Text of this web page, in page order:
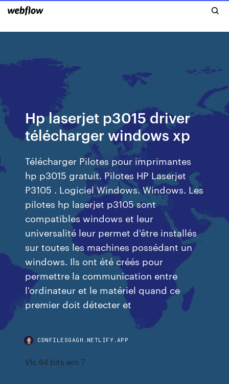
Hp laserjet p3015 driver
télécharger windows xp
Télécharger Pilotes pour imprimantes
hp p3015 gratuit. Pilotes HP Laserjet
P3105 . Logiciel Windows. Windows. Les
pilotes hp laserjet p3105 sont
compatibles windows et leur
universalité leur permet d'être installés
sur toutes les machines possédant un
windows. Ils ont été créés pour
permettre la communication entre
l'ordinateur et le matériel quand ce
premier doit détecter et
CDNFILESGAGH.NETLIFY.APP
Vlc 64 bits win 7